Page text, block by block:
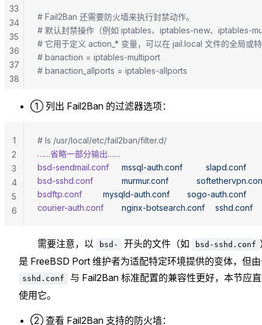
# Fail2Ban 还需要防火墙来执行封禁动作。
# 默认封禁操作（例如 iptables、iptables-new、iptables-
# 它用于定义 action_* 变量，可以在 jail.local 文件的全局或
# banaction = iptables-multiport
# banaction_allports = iptables-allports
33
34
35
36
37
38
① 列出 Fail2Ban 的过滤器选项：
# ls /usr/local/etc/fail2ban/filter.d/
……省略一部分输出……
bsd-sendmail.conf
		mssql-auth.conf
			slapd.conf
bsd-sshd.conf
			murmur.conf
bsdftp.conf
			mysqld-auth.conf
		sogo-auth.conf
courier-auth.conf
		nginx-botsearch.conf
		sshd.conf
1
2
3
4
5
6
需要注意，以 bsd- 开头的文件（如 bsd-sshd.conf
是 FreeBSD Port 维护者为适配特定环境提供的变体，但
sshd.conf
与 Fail2Ban 标准配置的兼容性更好，本节应
使用它。
② 查看 Fail2Ban 支持的防火墙：